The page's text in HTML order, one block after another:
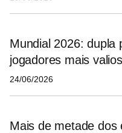
Mundial 2026: dupla
jogadores mais
24/06/2026
Mais de metade